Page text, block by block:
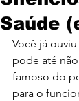
Saúde
Você já
pode até
famoso do
para o